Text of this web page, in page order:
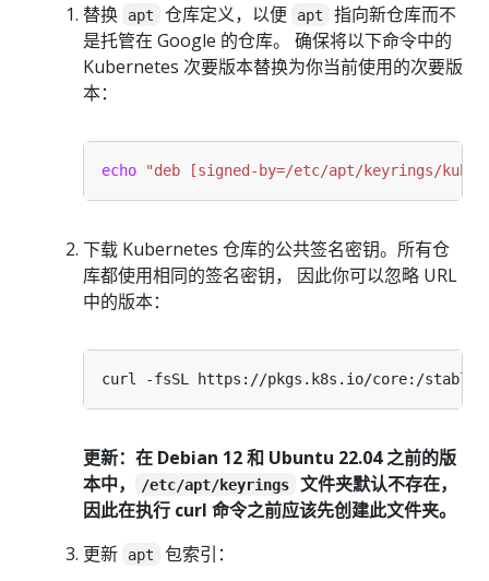
替换 apt 仓库定义，以便 apt
指向新仓库而不
是托管在 Google 的仓库。 确保将以下命令中的
Kubernetes 次要版本替换为你当前使用的次要版
本：
echo "deb [signed-by=/etc/apt/keyrings/
下载 Kubernetes 仓库的公共签名密钥。所有仓
库都使用相同的签名密钥， 因此你可以忽略 URL
中的版本：
更新：在 Debian 12 和 Ubuntu 22.04 之前的版
本中，
/etc/apt/keyrings
文件夹默认不存在，
因此在执行 curl 命令之前应该先创建此文件夹。
更新
apt 包索引：